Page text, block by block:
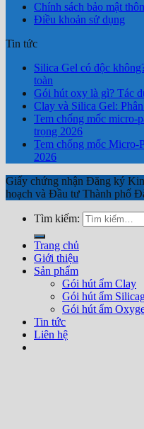
Chính sách bảo mật
Điều khoản sử dụng
Tin tức
Silica Gel có độc
toàn
Gói hút oxy là gì? Tác
Clay và Silica Gel:
Tem chống mốc micro-
trọng 2026
Tem chống mốc Micro-
2026
Giấy chứng nhận Đăng ký
hoạch và Đầu tư Thành phố
Tìm kiếm:
Trang chủ
Giới thiệu
Sản phẩm
Gói hút ẩm Clay
Gói hút ẩm
Gói hút ẩm
Tin tức
Liên hệ